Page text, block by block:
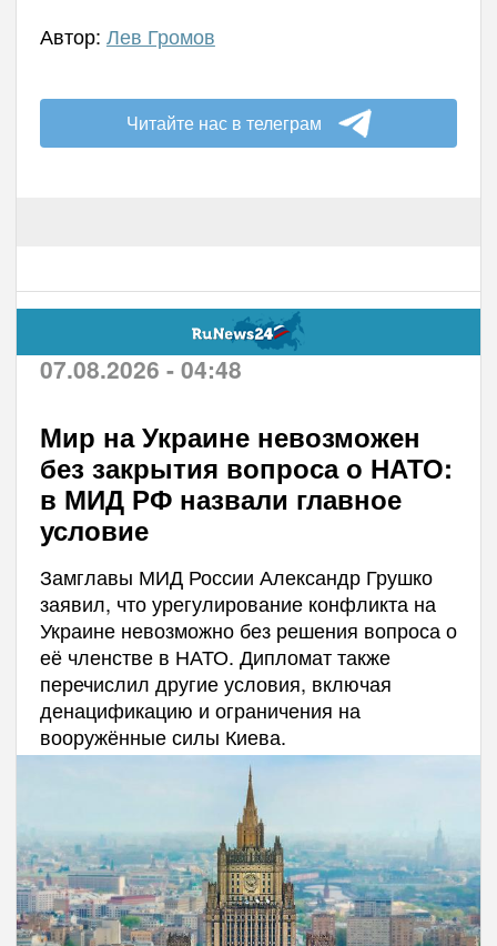
Автор: Лев Громов
Читайте нас в телеграм
07.08.2026 - 04:48
Мир на Украине невозможен
без закрытия вопроса о НАТО:
в МИД РФ назвали главное
условие
Замглавы МИД России Александр Грушко
заявил, что урегулирование конфликта на
Украине невозможно без решения вопроса о
её членстве в НАТО. Дипломат также
перечислил другие условия, включая
денацификацию и ограничения на
вооружённые силы Киева.